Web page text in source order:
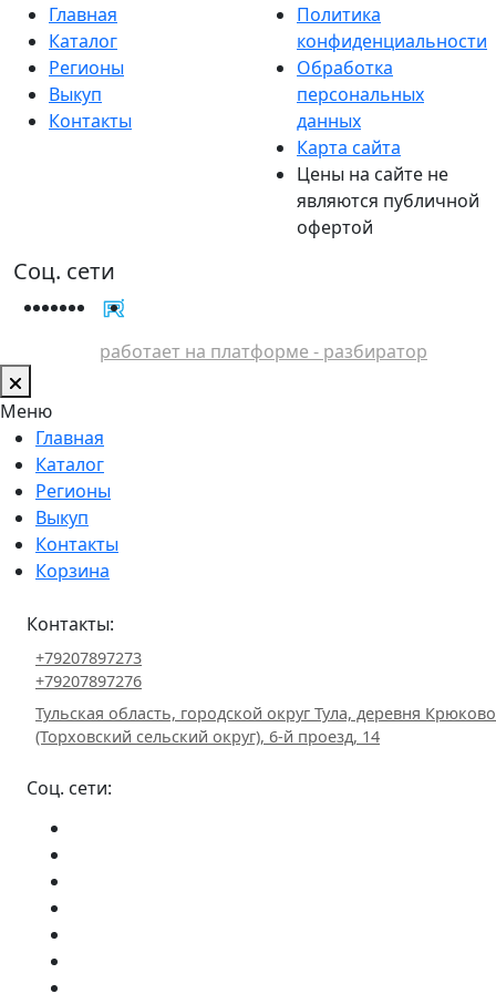
Главная
Каталог
Регионы
Выкуп
Контакты
Политика
конфиденциальности
Обработка
персональных
данных
Карта сайта
Цены на сайте не
являются публичной
офертой
Соц. сети
работает на платформе - разбиратор
Меню
Главная
Каталог
Регионы
Выкуп
Контакты
Корзина
Контакты:
+79207897273
+79207897276
Тульская область, городской округ Тула, деревня Крюково
(Торховский сельский округ), 6-й проезд, 14
Соц. сети: